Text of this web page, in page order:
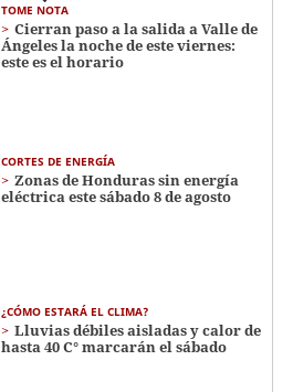
TOME NOTA
Cierran paso a la salida a Valle de
Ángeles la noche de este viernes:
este es el horario
CORTES DE ENERGÍA
Zonas de Honduras sin energía
eléctrica este sábado 8 de agosto
¿CÓMO ESTARÁ EL CLIMA?
Lluvias débiles aisladas y calor de
hasta 40 C° marcarán el sábado